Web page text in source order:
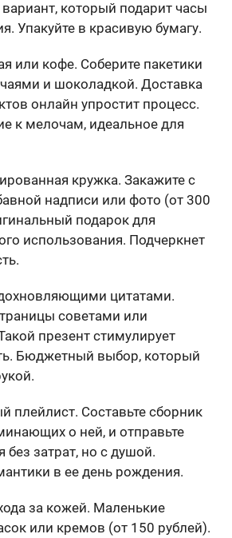
который подарит часы
Упакуйте в красивую бумагу.
или кофе. Соберите пакетики
и шоколадкой. Доставка
онлайн упростит процесс.
к мелочам, идеальное для
кружка. Закажите с
надписи или фото (от 300
подарок для
использования. Подчеркнет
цитатами.
советами или
презент стимулирует
Бюджетный выбор, который
плейлист. Составьте сборник
о ней, и отправьте
без затрат, но с душой.
в ее день рождения.
за кожей. Маленькие
или кремов (от 150 рублей).